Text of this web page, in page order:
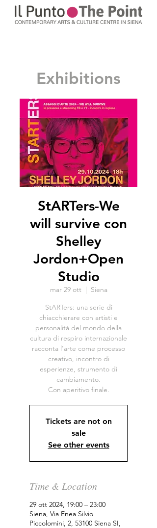
Exhibitions
StARTers-We
will survive con
Shelley
Jordon+Open
Studio
mar 29 ott
  |
Siena
StARTers: una serie di
chiacchierare con artisti e
personalità del mondo della
cultura di respiro internazionale
racconta l'arte come processo
creativo, incontro di
esperienze, strumento di
cambiamento.
Con aperitivo finale.
Tickets are not on
sale
See other events
Time & Location
29 ott 2024, 19:00 – 23:00
Siena, Via Enea Silvio
Piccolomini, 2, 53100 Siena SI,